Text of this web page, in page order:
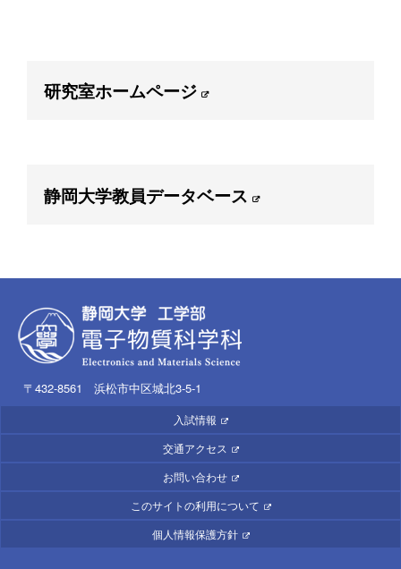
研究室ホームページ
静岡大学教員データベース
〒432-8561 浜松市中区城北3-5-1
入試情報
交通アクセス
お問い合わせ
このサイトの利用について
個人情報保護方針